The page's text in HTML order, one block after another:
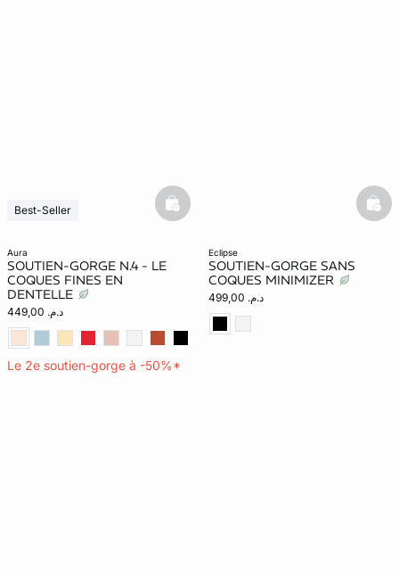
aura
SOUTIEN-GORGE N.4 - LE
COQUES FINES EN
DENTELLE
د.م. 449,00
Le 2e soutien-gorge à -50%*
Best-Seller basketfull
eclipse
SOUTIEN-GORGE SANS
COQUES MINIMIZER
د.م. 499,00